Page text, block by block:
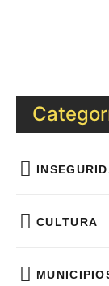
CULTURA